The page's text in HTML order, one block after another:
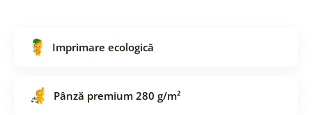
Imprimare ecologică
Pânză premium 280 g/m²